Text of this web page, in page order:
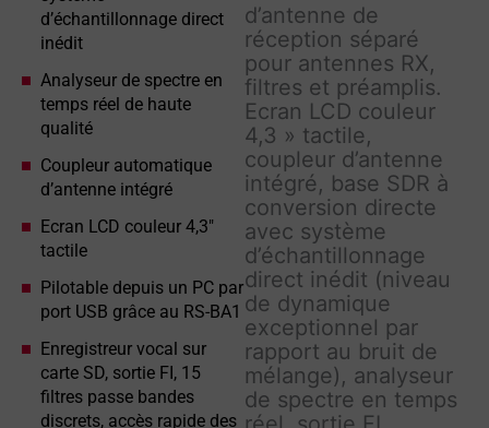
d’échantillonnage direct
inédit
Analyseur de spectre en
temps réel de haute
qualité
Coupleur automatique
d’antenne intégré
Ecran LCD couleur 4,3″
tactile
Pilotable depuis un PC par
port USB grâce au RS-BA1
Enregistreur vocal sur
carte SD, sortie FI, 15
filtres passe bandes
discrets, accès rapide des
d’antenne de
réception séparé
pour antennes RX,
filtres et préamplis.
Ecran LCD couleur
4,3 » tactile,
coupleur d’antenne
intégré, base SDR à
conversion directe
avec système
d’échantillonnage
direct inédit (niveau
de dynamique
exceptionnel par
rapport au bruit de
mélange), analyseur
de spectre en temps